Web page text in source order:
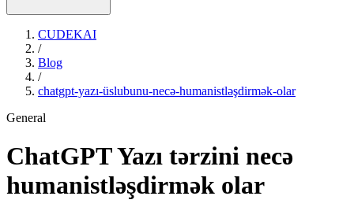
CUDEKAI
/
Blog
/
chatgpt-yazı-üslubunu-necə-humanistləşdirmək-olar
General
ChatGPT Yazı tərzini necə
humanistləşdirmək olar